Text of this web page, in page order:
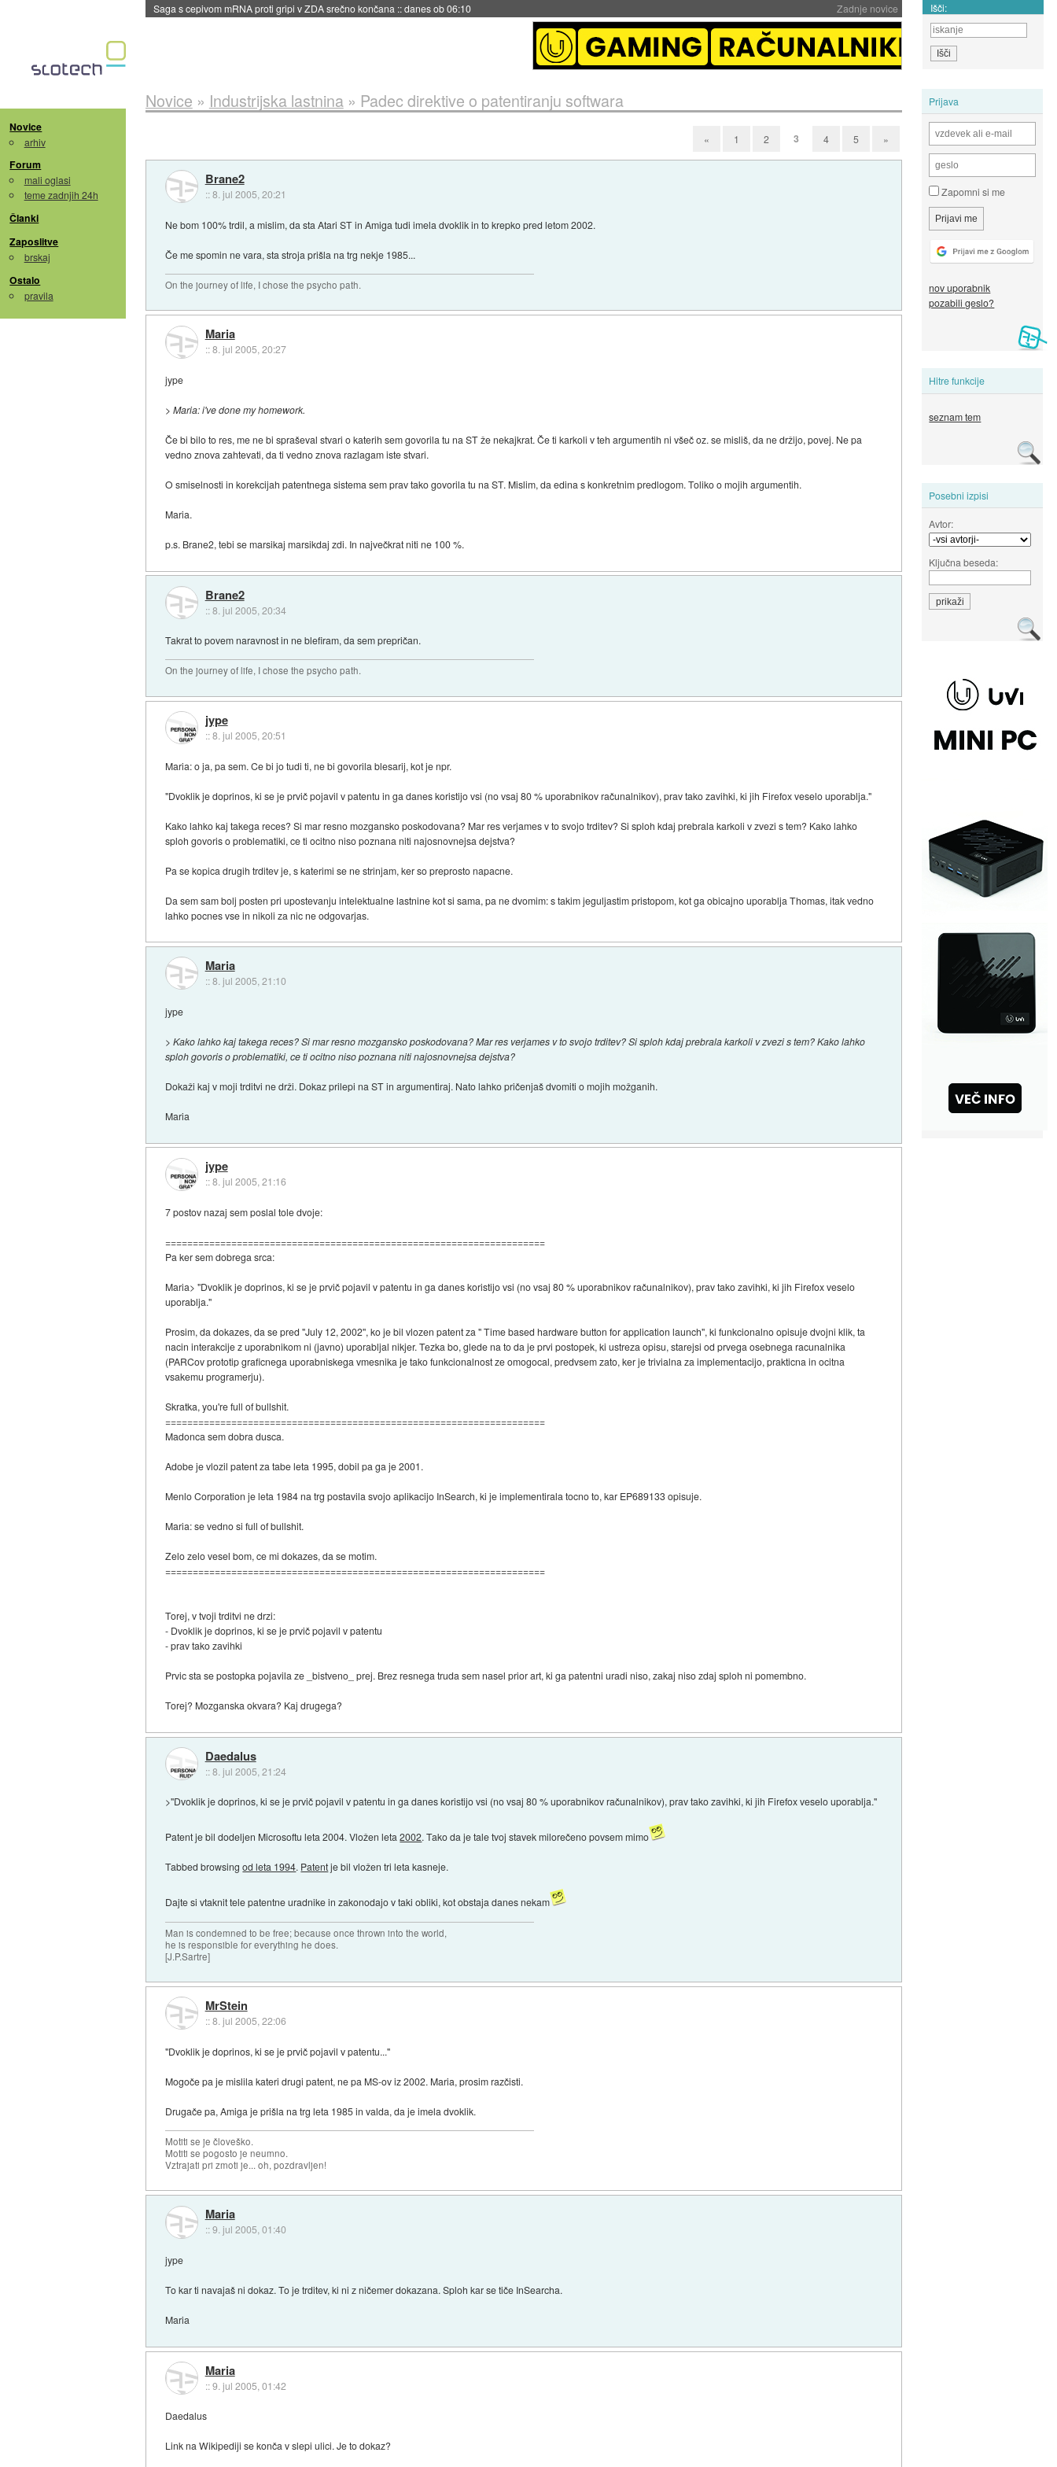
Zadnje novice
Saga s cepivom mRNA proti gripi v ZDA srečno končana ::danes ob 06:10 Išči:
Novice
arhiv
Forum
mali oglasi
teme zadnjih 24h
Članki
Zaposlitve
brskaj
Ostalo
pravila
Prijava
Zapomni si me
nov uporabnik
pozabili geslo?
Hitre funkcije
seznam tem
Posebni izpisi
Avtor:
Ključna beseda:
Novice » Industrijska lastnina» Padec direktive o patentiranju softwara
« 1 2 3 4 5 »
Brane2
::8. jul 2005, 20:21
Ne bom 100% trdil, a mislim, da sta Atari ST in Amiga tudi imela dvoklik in to krepko pred letom 2002.
Če me spomin ne vara, sta stroja prišla na trg nekje 1985...
On the journey of life, I chose the psycho path.
Maria
::8. jul 2005, 20:27
jype
> Maria: i've done my homework.
Če bi bilo to res, me ne bi spraševal stvari o katerih sem govorila tu na ST že nekajkrat. Če ti karkoli v teh argumentih ni všeč oz. se misliš, da ne držijo, povej. Ne pa
vedno znova zahtevati, da ti vedno znova razlagam iste stvari.
O smiselnosti in korekcijah patentnega sistema sem prav tako govorila tu na ST. Mislim, da edina s konkretnim predlogom. Toliko o mojih argumentih.
Maria.
p.s. Brane2, tebi se marsikaj marsikdaj zdi. In največkrat niti ne 100 %.
Brane2
::8. jul 2005, 20:34
Takrat to povem naravnost in ne blefiram, da sem prepričan.
On the journey of life, I chose the psycho path.
jype
::8. jul 2005, 20:51
Maria: o ja, pa sem. Ce bi jo tudi ti, ne bi govorila blesarij, kot je npr.
"Dvoklik je doprinos, ki se je prvič pojavil v patentu in ga danes koristijo vsi (no vsaj 80 % uporabnikov računalnikov), prav tako zavihki, ki jih Firefox veselo uporablja."
Kako lahko kaj takega reces? Si mar resno mozgansko poskodovana? Mar res verjames v to svojo trditev? Si sploh kdaj prebrala karkoli v zvezi s tem? Kako lahko
sploh govoris o problematiki, ce ti ocitno niso poznana niti najosnovnejsa dejstva?
Pa se kopica drugih trditev je, s katerimi se ne strinjam, ker so preprosto napacne.
Da sem sam bolj posten pri upostevanju intelektualne lastnine kot si sama, pa ne dvomim: s takim jeguljastim pristopom, kot ga obicajno uporablja Thomas, itak vedno
lahko pocnes vse in nikoli za nic ne odgovarjas.
Maria
::8. jul 2005, 21:10
jype
> Kako lahko kaj takega reces? Si mar resno mozgansko poskodovana? Mar res verjames v to svojo trditev? Si sploh kdaj prebrala karkoli v zvezi s tem? Kako lahko
sploh govoris o problematiki, ce ti ocitno niso poznana niti najosnovnejsa dejstva?
Dokaži kaj v moji trditvi ne drži. Dokaz prilepi na ST in argumentiraj. Nato lahko pričenjaš dvomiti o mojih možganih.
Maria
jype
::8. jul 2005, 21:16
7 postov nazaj sem poslal tole dvoje:
=====================================================================
Pa ker sem dobrega srca:
Maria> "Dvoklik je doprinos, ki se je prvič pojavil v patentu in ga danes koristijo vsi (no vsaj 80 % uporabnikov računalnikov), prav tako zavihki, ki jih Firefox veselo
uporablja."
Prosim, da dokazes, da se pred "July 12, 2002", ko je bil vlozen patent za " Time based hardware button for application launch", ki funkcionalno opisuje dvojni klik, ta
nacin interakcije z uporabnikom ni (javno) uporabljal nikjer. Tezka bo, glede na to da je prvi postopek, ki ustreza opisu, starejsi od prvega osebnega racunalnika
(PARCov prototip graficnega uporabniskega vmesnika je tako funkcionalnost ze omogocal, predvsem zato, ker je trivialna za implementacijo, prakticna in ocitna
vsakemu programerju).
Skratka, you're full of bullshit.
=====================================================================
Madonca sem dobra dusca.
Adobe je vlozil patent za tabe leta 1995, dobil pa ga je 2001.
Menlo Corporation je leta 1984 na trg postavila svojo aplikacijo InSearch, ki je implementirala tocno to, kar EP689133 opisuje.
Maria: se vedno si full of bullshit.
Zelo zelo vesel bom, ce mi dokazes, da se motim.
=====================================================================
Torej, v tvoji trditvi ne drzi:
- Dvoklik je doprinos, ki se je prvič pojavil v patentu
- prav tako zavihki
Prvic sta se postopka pojavila ze _bistveno_ prej. Brez resnega truda sem nasel prior art, ki ga patentni uradi niso, zakaj niso zdaj sploh ni pomembno.
Torej? Mozganska okvara? Kaj drugega?
Daedalus
::8. jul 2005, 21:24
>"Dvoklik je doprinos, ki se je prvič pojavil v patentu in ga danes koristijo vsi (no vsaj 80 % uporabnikov računalnikov), prav tako zavihki, ki jih Firefox veselo uporablja."
Patent je bil dodeljen Microsoftu leta 2004. Vložen leta2002. Tako da je tale tvoj stavek milorečeno povsem mimo
Tabbed browsingod leta 1994. Patentje bil vložen tri leta kasneje.
Dajte si vtaknit tele patentne uradnike in zakonodajo v taki obliki, kot obstaja danes nekam
Man is condemned to be free; because once thrown into the world,
he is responsible for everything he does.
[J.P.Sartre]
MrStein
::8. jul 2005, 22:06
"Dvoklik je doprinos, ki se je prvič pojavil v patentu..."
Mogoče pa je mislila kateri drugi patent, ne pa MS-ov iz 2002. Maria, prosim razčisti.
Drugače pa, Amiga je prišla na trg leta 1985 in valda, da je imela dvoklik.
Motiti se je človeško.
Motiti se pogosto je neumno.
Vztrajati pri zmoti je... oh, pozdravljen!
Maria
::9. jul 2005, 01:40
jype
To kar ti navajaš ni dokaz. To je trditev, ki ni z ničemer dokazana. Sploh kar se tiče InSearcha.
Maria
Maria
::9. jul 2005, 01:42
Daedalus
Link na Wikipediji se konča v slepi ulici. Je to dokaz?